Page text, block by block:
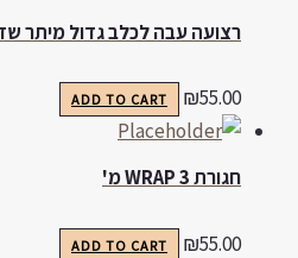
רצועה עבה לכלב גדול מיתר שזור
₪55.00
ADD TO CART
חגורת WRAP 3 מ'
₪55.00
ADD TO CART